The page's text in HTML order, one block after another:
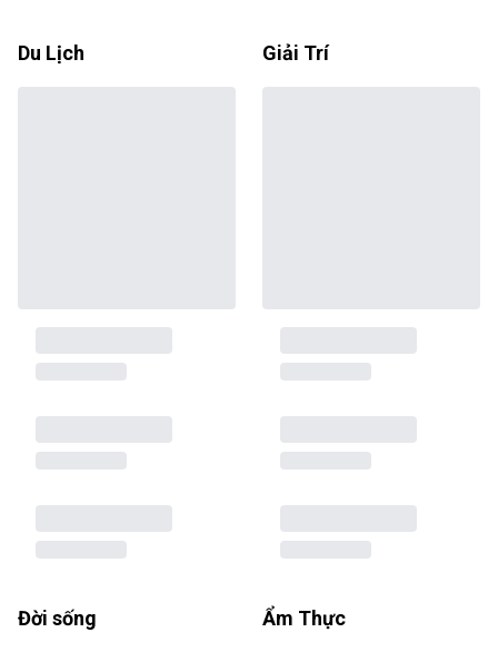
Du Lịch Giải Trí
Đời sống Ẩm Thực